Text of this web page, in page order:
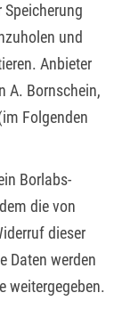
und
Anbieter
A. Bornschein,
Folgenden
Borlabs-
die von
dieser
Daten werden
weitergegeben.